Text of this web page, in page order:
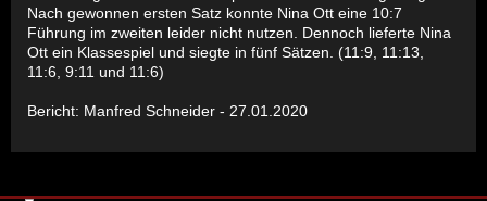
Nach gewonnen ersten Satz konnte Nina Ott eine 10:7
Führung im zweiten leider nicht nutzen. Dennoch lieferte Nina
Ott ein Klassespiel und siegte in fünf Sätzen. (11:9, 11:13,
11:6, 9:11 und 11:6)
Bericht: Manfred Schneider - 27.01.2020